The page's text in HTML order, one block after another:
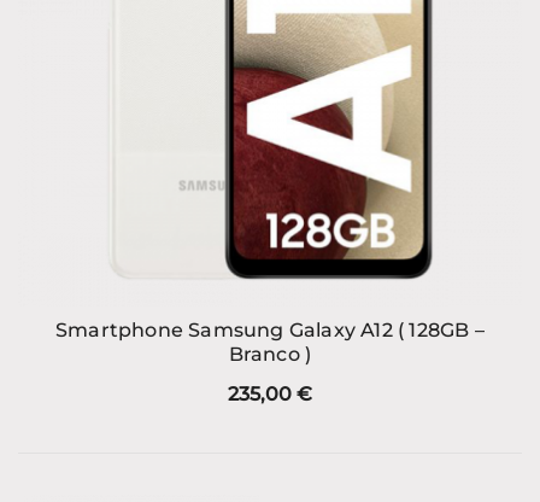
Smartphone Samsung Galaxy A12 ( 128GB –
Branco )
235,00 €